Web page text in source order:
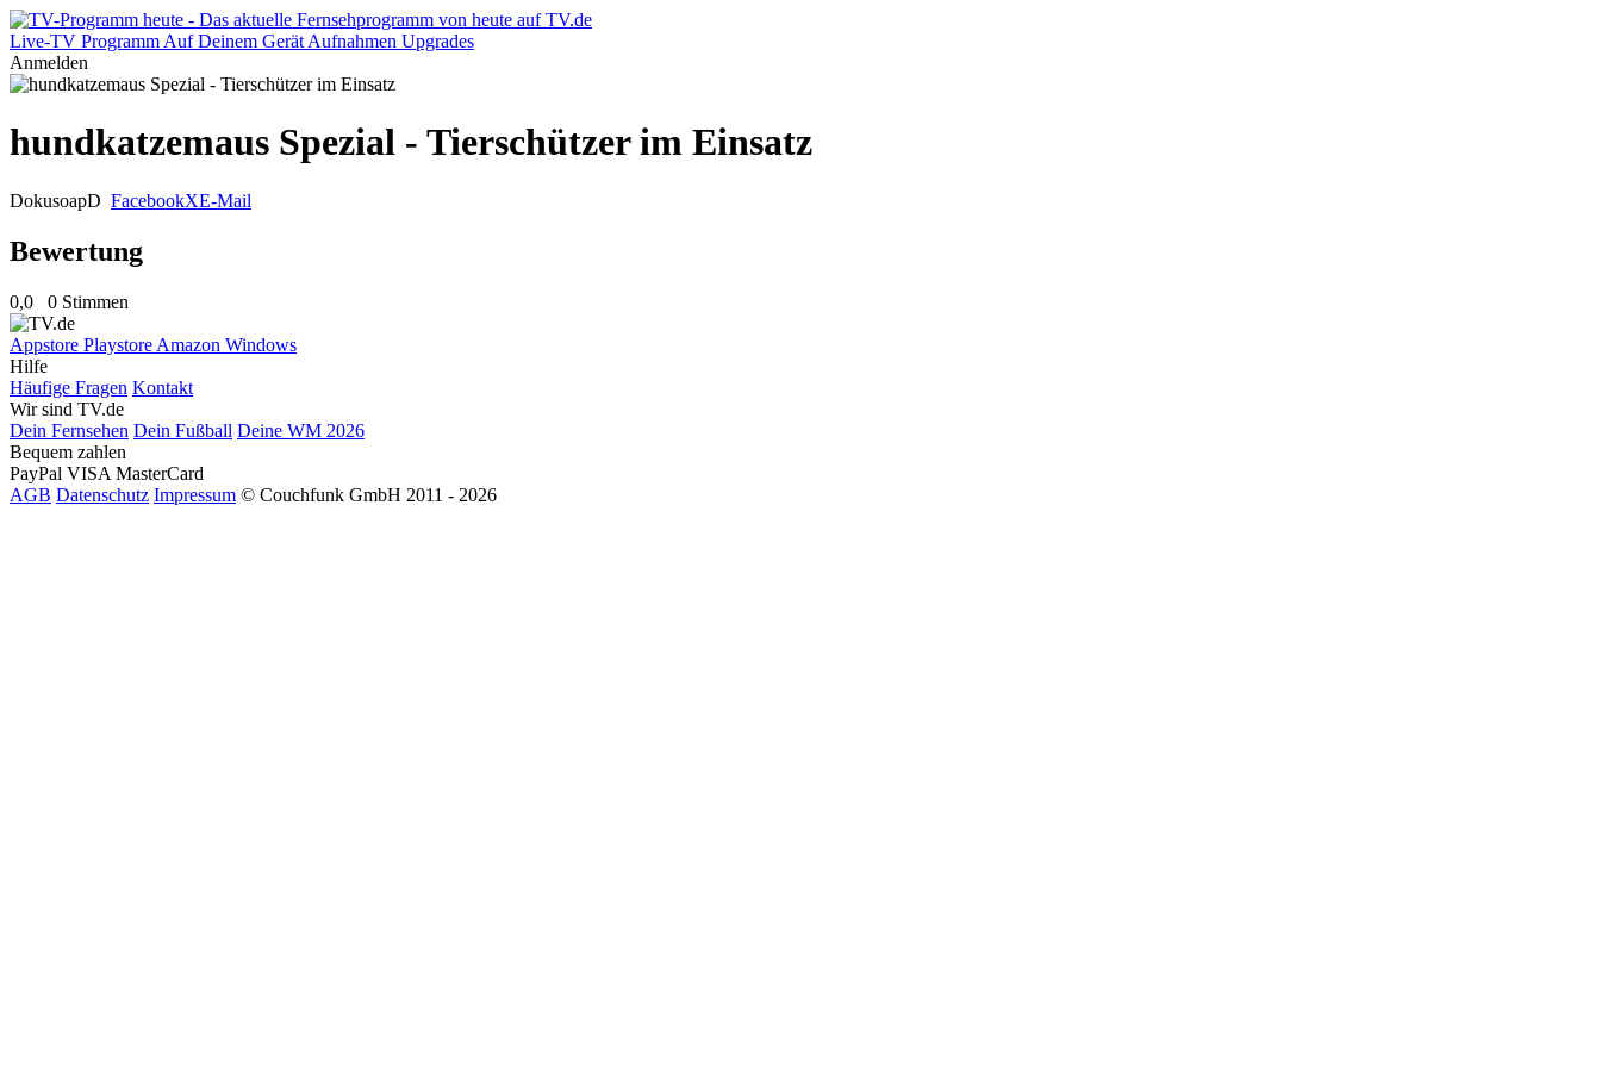
Live-TV Programm Auf Deinem Gerät Aufnahmen Upgrades
Anmelden
hundkatzemaus Spezial - Tierschützer im Einsatz
DokusoapD FacebookXE-Mail
Bewertung
0,0 0 Stimmen
Appstore Playstore Amazon Windows
Hilfe
Häufige Fragen Kontakt
Wir sind TV.de
Dein Fernsehen Dein Fußball Deine WM 2026
Bequem zahlen
PayPal VISA MasterCard
AGB Datenschutz Impressum © Couchfunk GmbH 2011 - 2026